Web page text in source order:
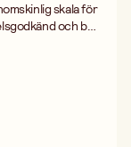
skala för
lätt kan